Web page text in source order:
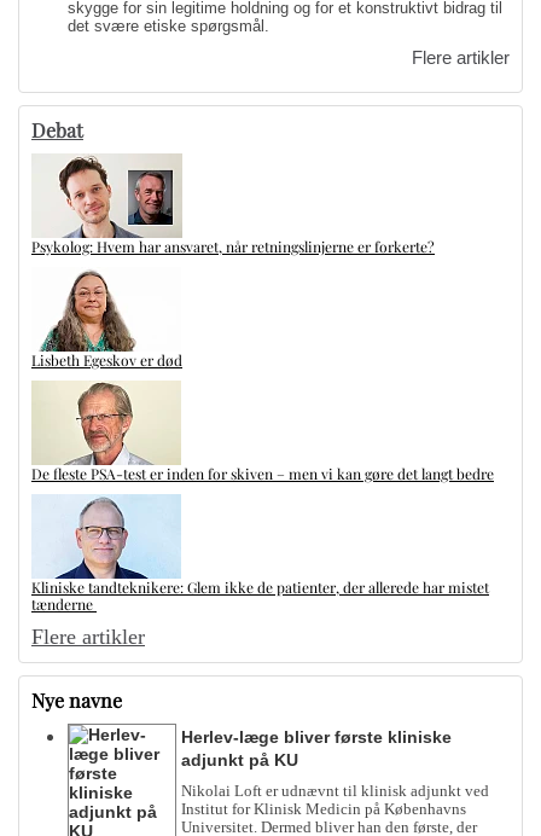
skygge for sin legitime holdning og for et konstruktivt bidrag til
det svære etiske spørgsmål.
Flere artikler
Debat
Psykolog: Hvem har ansvaret, når retningslinjerne er forkerte?
Lisbeth Egeskov er død
De fleste PSA-test er inden for skiven – men vi kan gøre det langt bedre
Kliniske tandteknikere: Glem ikke de patienter, der allerede har mistet
tænderne
Flere artikler
Nye navne
Herlev-læge bliver første kliniske
adjunkt på KU
Nikolai Loft er udnævnt til klinisk adjunkt ved
Institut for Klinisk Medicin på Københavns
Universitet. Dermed bliver han den første, der